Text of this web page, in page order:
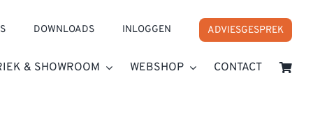
DOWNLOADS INLOGGEN ADVIESGESPREK
& SHOWROOM WEBSHOP CONTACT